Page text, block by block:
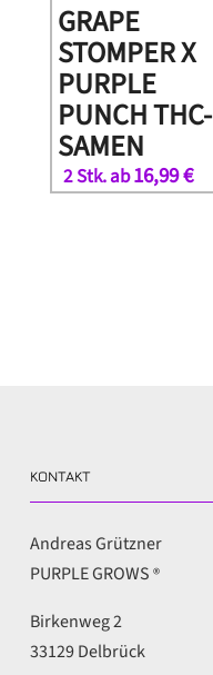
GRAPE
STOMPER X
PURPLE
PUNCH THC-
SAMEN
2 Stk. ab16,99€
KONTAKT
Andreas Grützner
PURPLE GROWS®
Birkenweg 2
33129 Delbrück